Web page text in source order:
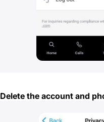
Delete the account and